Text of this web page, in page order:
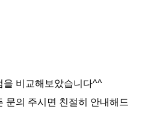
을 비교해보았습니다^^
문의 주시면 친절히 안내해드